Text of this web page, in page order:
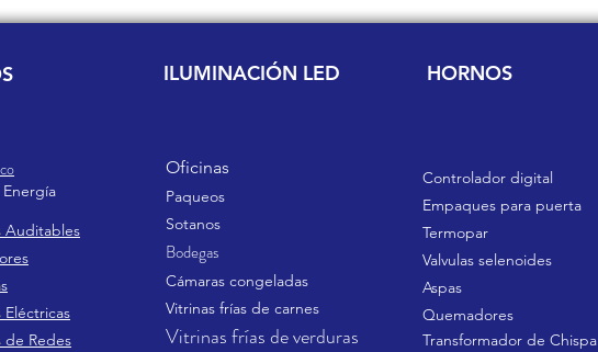
ILUMINACIÓN LED HORNOS
Energía
Auditables
Eléctricas
de Redes
Controlador digital
Empaques para puerta
Termopar
Valvulas selenoides
Aspas
Quemadores
Transformador de Chispa
Oficinas
Paqueos
Sotanos
Bodegas
Cámaras congeladas
Vitrinas frías de carnes
Vitrinas frías de verduras